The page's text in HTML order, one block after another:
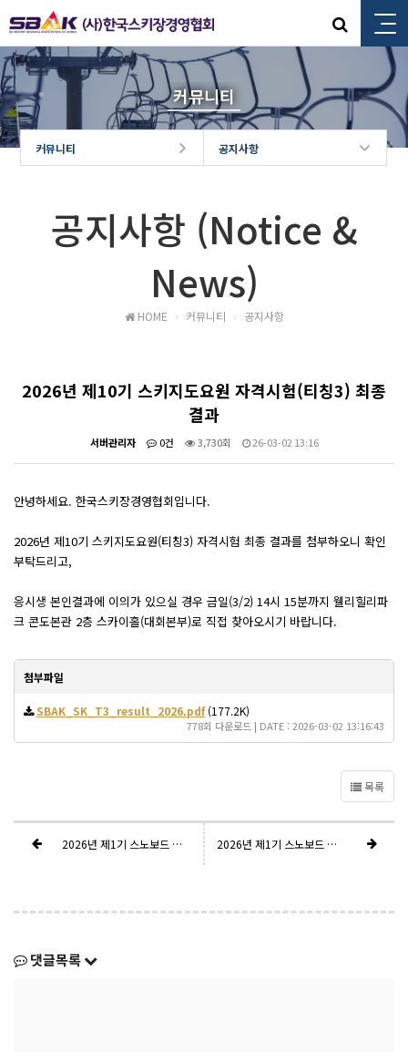
커뮤니티
커뮤니티 공지사항
공지사항 (Notice &
News)
HOME 커뮤니티 공지사항
2026년 제10기 스키지도요원 자격시험(티칭3) 최종
결과
서버관리자 0건 3,730회 26-03-02 13:16
안녕하세요. 한국스키장경영협회입니다.
2026년 제10기 스키지도요원(티칭3) 자격시험 최종 결과를 첨부하오니 확인
부탁드리고,
응시생 본인결과에 이의가 있으실 경우 금일(3/2) 14시 15분까지 웰리힐리파
크 콘도본관 2층 스카이홀(대회본부)로 직접 찾아오시기 바랍니다.
첨부파일
SBAK_SK_T3_result_2026.pdf(177.2K)
778회 다운로드 | DATE : 2026-03-02 13:16:43
목록
2026년 제1기 스노보드 지도요원(티칭3) 자격시험 실기_최종결과 2026년 제1기 스노보드 지도요원(티칭 Ⅲ) 자격시험 운영(안)
댓글목록